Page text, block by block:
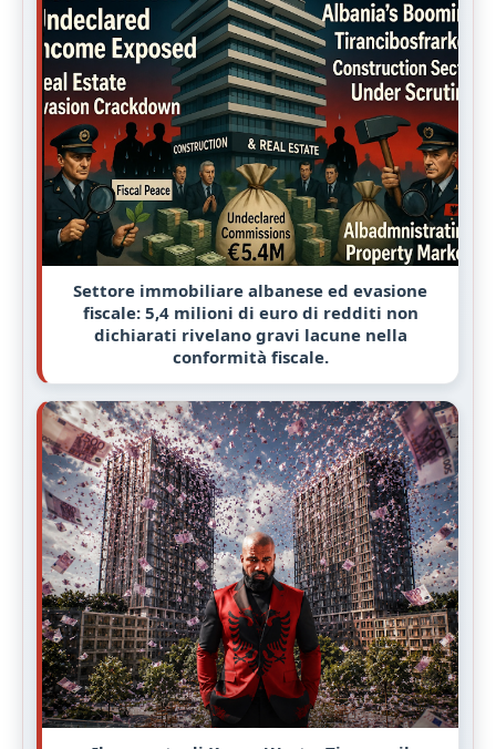
Settore immobiliare albanese ed evasione
fiscale: 5,4 milioni di euro di redditi non
dichiarati rivelano gravi lacune nella
conformità fiscale.